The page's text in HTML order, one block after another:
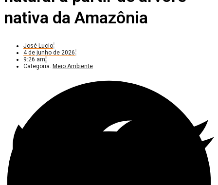
nativa da Amazônia
José Lucio
4 de junho de 2026
9:26 am
Categoria: Meio Ambiente